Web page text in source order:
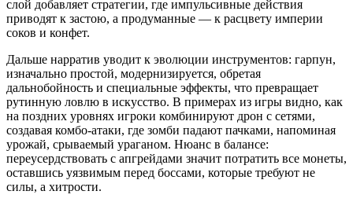
слой добавляет стратегии, где импульсивные действия
приводят к застою, а продуманные — к расцвету империи
соков и конфет.
Дальше нарратив уводит к эволюции инструментов: гарпун,
изначально простой, модернизируется, обретая
дальнобойность и специальные эффекты, что превращает
рутинную ловлю в искусство. В примерах из игры видно, как
на поздних уровнях игроки комбинируют дрон с сетями,
создавая комбо-атаки, где зомби падают пачками, напоминая
урожай, срываемый ураганом. Нюанс в балансе:
переусердствовать с апгрейдами значит потратить все монеты,
оставшись уязвимым перед боссами, которые требуют не
силы, а хитрости.